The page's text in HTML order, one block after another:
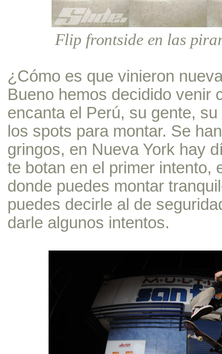
Flip frontside en las
¿Cómo es que vinieron
Bueno hemos decidido venir
encanta el Perú, su gente,
los spots para montar. Se
gringos, en Nueva York hay
te botan en el primer intento,
donde puedes montar
puedes decirle al de
darle algunos intentos.